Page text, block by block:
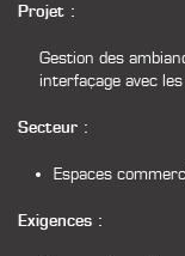
Projet :
Gestion des
interfaçage avec
Secteur :
Espaces
Exigences :